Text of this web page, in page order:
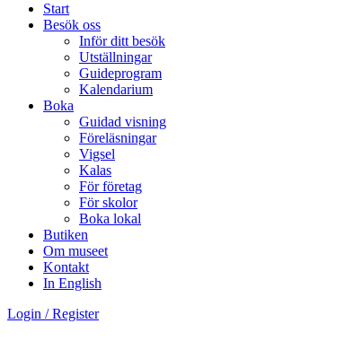
Start
Besök oss
Inför ditt besök
Utställningar
Guideprogram
Kalendarium
Boka
Guidad visning
Föreläsningar
Vigsel
Kalas
För företag
För skolor
Boka lokal
Butiken
Om museet
Kontakt
In English
Login / Register